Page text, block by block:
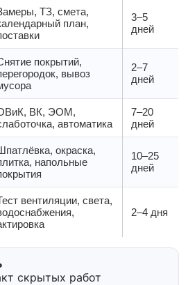
ТЗ, смета,
план,
3–5
дней
покрытий,
вывоз
2–7
дней
ВК, ЭОМ,
автоматика
7–20
дней
окраска,
напольные
10–25
дней
вентиляции, света,
2–4 дня
скрытых работ